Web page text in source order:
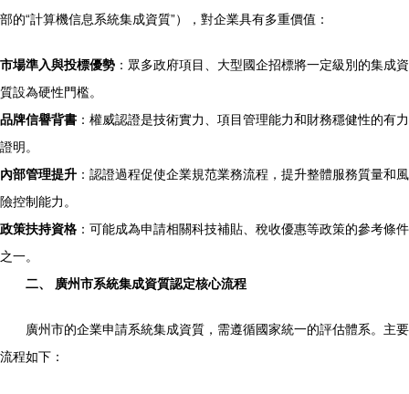
部的“計算機信息系統集成資質”），對企業具有多重價值：
市場準入與投標優勢 ：眾多政府項目、大型國企招標將一定級別的集成資
質設為硬性門檻。
品牌信譽背書 ：權威認證是技術實力、項目管理能力和財務穩健性的有力
證明。
內部管理提升 ：認證過程促使企業規范業務流程，提升整體服務質量和風
險控制能力。
政策扶持資格 ：可能成為申請相關科技補貼、稅收優惠等政策的參考條件
之一。
二、 廣州市系統集成資質認定核心流程
廣州市的企業申請系統集成資質，需遵循國家統一的評估體系。主要
流程如下：